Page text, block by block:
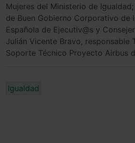
Mujeres del Ministerio de
de Buen Gobierno Corporativo de
Española de Ejecutiv@s y
Julián Vicente Bravo, responsable
Soporte Técnico Proyecto Airbus
Igualdad